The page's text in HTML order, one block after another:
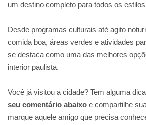
um destino completo para todos os
Desde programas culturais até agito
comida boa, áreas verdes e atividades
se destaca como uma das melhores
interior paulista.
Você já visitou a cidade? Tem alguma
seu comentário abaixo e compartilhe
marque aquele amigo que precisa